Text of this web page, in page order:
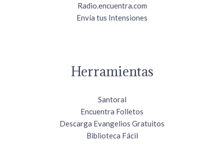
Radio.encuentra.com
Envía tus Intensiones
Herramientas
Santoral
Encuentra Folletos
Descarga Evangelios Gratuitos
Biblioteca Fácil